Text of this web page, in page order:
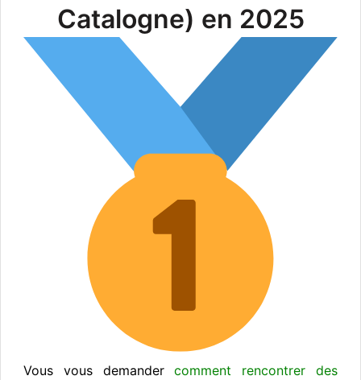
Catalogne) en 2025
Vous vous demandercomment rencontrer des